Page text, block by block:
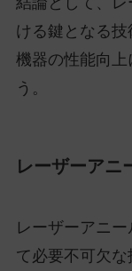
ける鍵となる
機器の性能向上
う。
レーザーアニ
レーザーアニ
て必要不可欠